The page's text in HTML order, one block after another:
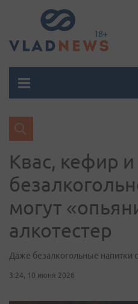
Квас, кефир и
могут
алкотестер
Даже безалкогольные напитки
3:24, 10 июня 2026